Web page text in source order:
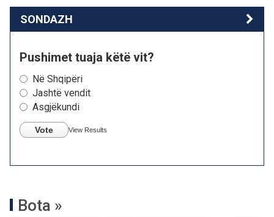
SONDAZH
Pushimet tuaja këtë vit?
Në Shqipëri
Jashtë vendit
Asgjëkundi
Vote View Results
Bota »